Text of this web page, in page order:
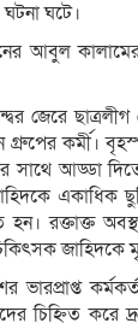
ঘটে।
আবুল কালামের
জেরে
কর্মী।
আড্ডা
একাধিক
রক্তাক্ত
জাহিদকে
ভারপ্রাপ্ত
চিহ্নিত করে